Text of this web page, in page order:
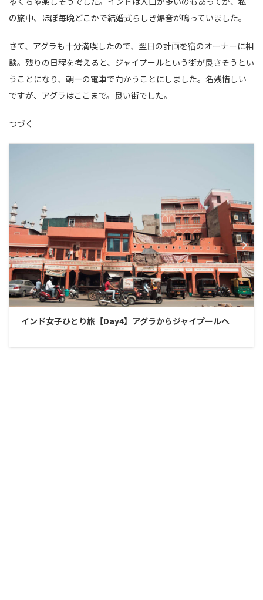
の旅中、ほぼ毎晩どこかで結婚式らしき爆音が鳴っていました。
さて、アグラも十分満喫したので、翌日の計画を宿のオーナーに相
談。残りの日程を考えると、ジャイプールという街が良さそうとい
うことになり、朝一の電車で向かうことにしました。名残惜しい
ですが、アグラはここまで。良い街でした。
つづく
インド女子ひとり旅【Day4】アグラからジャイプールへ